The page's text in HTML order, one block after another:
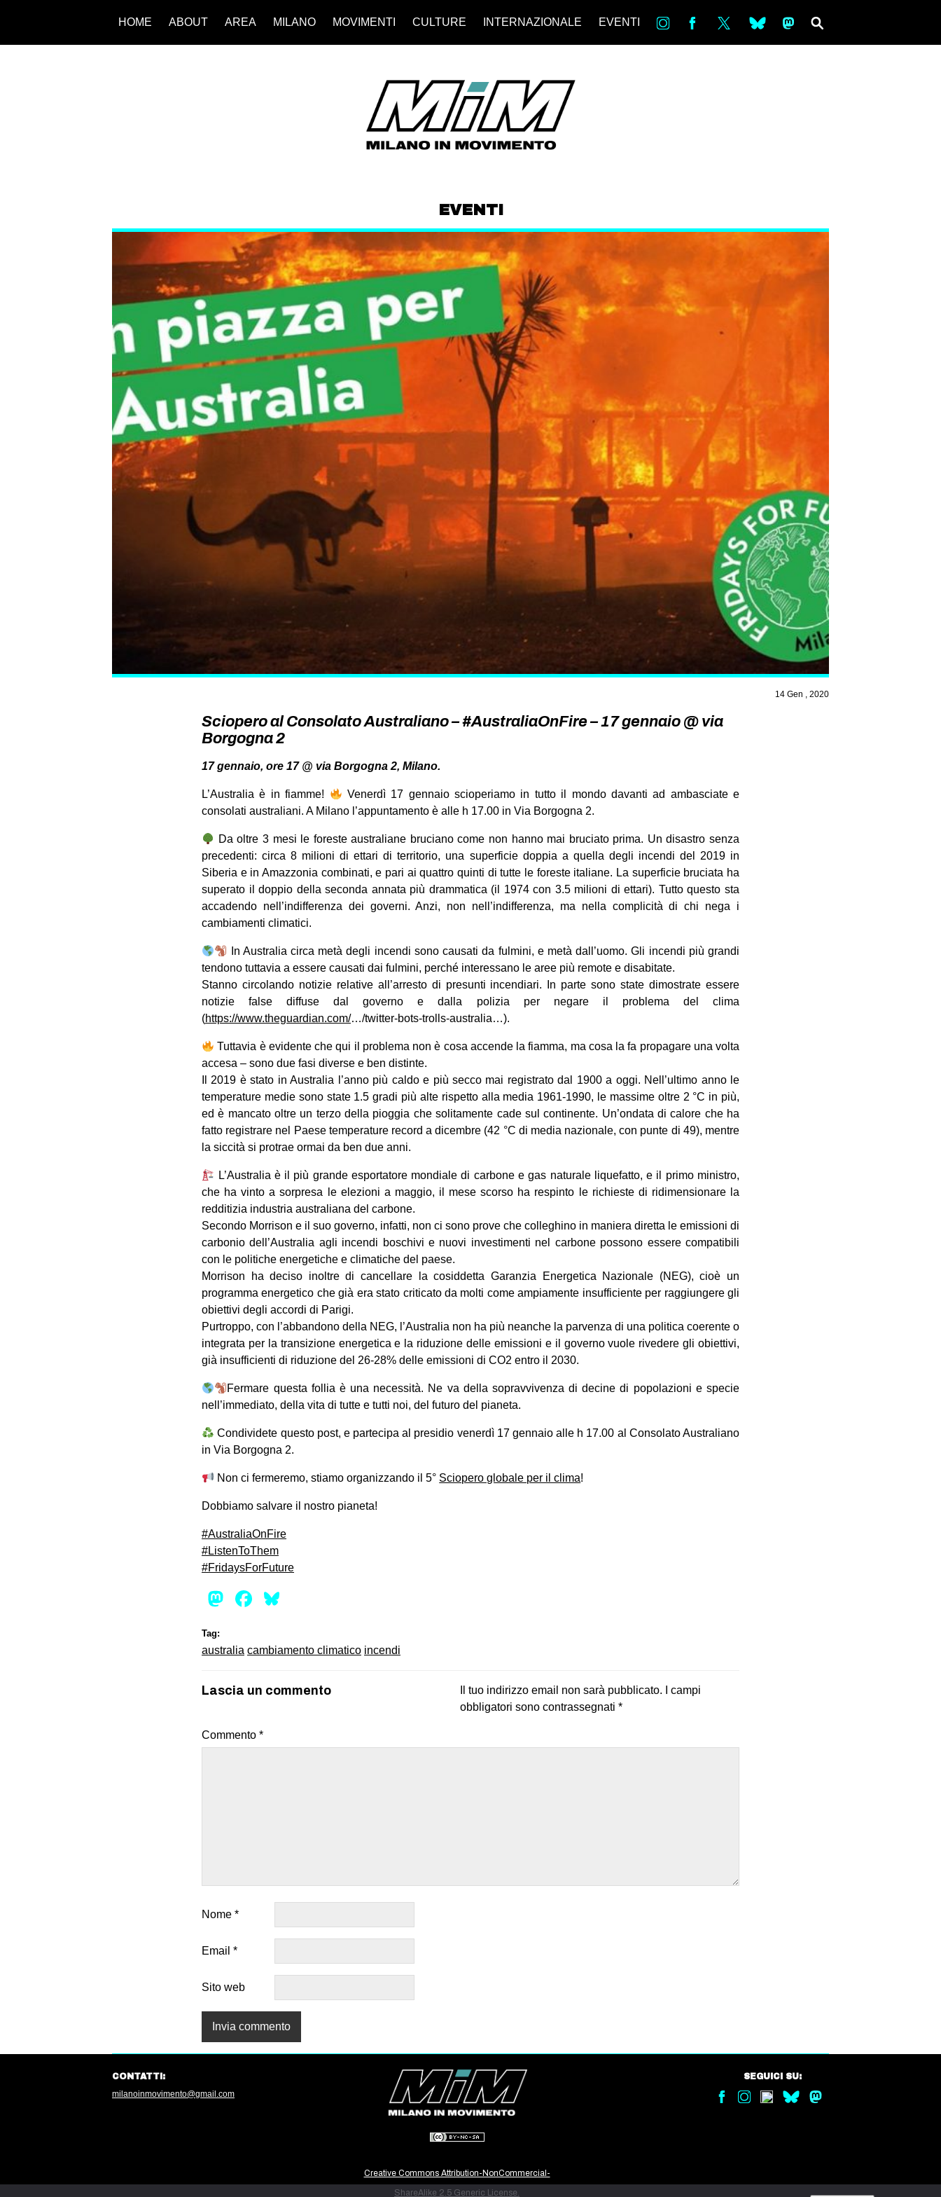
HOME ABOUT AREA MILANO MOVIMENTI CULTURE INTERNAZIONALE EVENTI in bsky ms
EVENTI
14 Gen , 2020
Sciopero al Consolato Australiano – #AustraliaOnFire – 17 gennaio @ via
Borgogna 2
17 gennaio, ore 17 @ via Borgogna 2, Milano.
L’Australia è in fiamme!
Venerdì 17 gennaio scioperiamo in tutto il mondo davanti ad ambasciate e
consolati australiani. A Milano l’appuntamento è alle h 17.00 in Via Borgogna 2.
Da oltre 3 mesi le foreste australiane bruciano come non hanno mai bruciato prima. Un disastro senza
precedenti: circa 8 milioni di ettari di territorio, una superficie doppia a quella degli incendi del 2019 in
Siberia e in Amazzonia combinati, e pari ai quattro quinti di tutte le foreste italiane. La superficie bruciata ha
superato il doppio della seconda annata più drammatica (il 1974 con 3.5 milioni di ettari). Tutto questo sta
accadendo nell’indifferenza dei governi. Anzi, non nell’indifferenza, ma nella complicità di chi nega i
cambiamenti climatici.
In Australia circa metà degli incendi sono causati da fulmini, e metà dall’uomo. Gli incendi più grandi
tendono tuttavia a essere causati dai fulmini, perché interessano le aree più remote e disabitate.
Stanno circolando notizie relative all’arresto di presunti incendiari. In parte sono state dimostrate essere
notizie false diffuse dal governo e dalla polizia per negare il problema del clima
(https://www.theguardian.com/…/twitter-bots-trolls-australia…).
Tuttavia è evidente che qui il problema non è cosa accende la fiamma, ma cosa la fa propagare una volta
accesa – sono due fasi diverse e ben distinte.
Il 2019 è stato in Australia l’anno più caldo e più secco mai registrato dal 1900 a oggi. Nell’ultimo anno le
temperature medie sono state 1.5 gradi più alte rispetto alla media 1961-1990, le massime oltre 2 °C in più,
ed è mancato oltre un terzo della pioggia che solitamente cade sul continente. Un’ondata di calore che ha
fatto registrare nel Paese temperature record a dicembre (42 °C di media nazionale, con punte di 49), mentre
la siccità si protrae ormai da ben due anni.
L’Australia è il più grande esportatore mondiale di carbone e gas naturale liquefatto, e il primo ministro,
che ha vinto a sorpresa le elezioni a maggio, il mese scorso ha respinto le richieste di ridimensionare la
redditizia industria australiana del carbone.
Secondo Morrison e il suo governo, infatti, non ci sono prove che colleghino in maniera diretta le emissioni di
carbonio dell’Australia agli incendi boschivi e nuovi investimenti nel carbone possono essere compatibili
con le politiche energetiche e climatiche del paese.
Morrison ha deciso inoltre di cancellare la cosiddetta Garanzia Energetica Nazionale (NEG), cioè un
programma energetico che già era stato criticato da molti come ampiamente insufficiente per raggiungere gli
obiettivi degli accordi di Parigi.
Purtroppo, con l’abbandono della NEG, l’Australia non ha più neanche la parvenza di una politica coerente o
integrata per la transizione energetica e la riduzione delle emissioni e il governo vuole rivedere gli obiettivi,
già insufficienti di riduzione del 26-28% delle emissioni di CO2 entro il 2030.
Fermare questa follia è una necessità. Ne va della sopravvivenza di decine di popolazioni e specie
nell’immediato, della vita di tutte e tutti noi, del futuro del pianeta.
Condividete questo post, e partecipa al presidio venerdì 17 gennaio alle h 17.00 al Consolato Australiano
in Via Borgogna 2.
Non ci fermeremo, stiamo organizzando il 5° Sciopero globale per il clima!
Dobbiamo salvare il nostro pianeta!
#AustraliaOnFire
#ListenToThem
#FridaysForFuture
Mastodon
Facebook
Tag:
australia cambiamento climatico incendi
Lascia un commento Il tuo indirizzo email non sarà pubblicato.
I campi
obbligatori sono contrassegnati *
Commento *
Nome *
Email *
Sito web
Creative Commons Attribution-NonCommercial-
ShareAlike 2.5 Generic License.
CONTATTI:
milanoinmovimento@gmail.com
SEGUICI SU: